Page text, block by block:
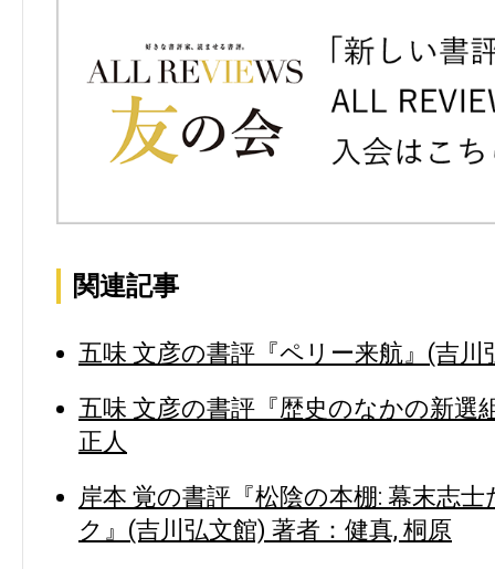
関連記事
五味 文彦の書評『ペリー来航』(吉川
五味 文彦の書評『歴史のなかの新選
正人
岸本 覚の書評『松陰の本棚: 幕末志
ク』(吉川弘文館) 著者：健真, 桐原